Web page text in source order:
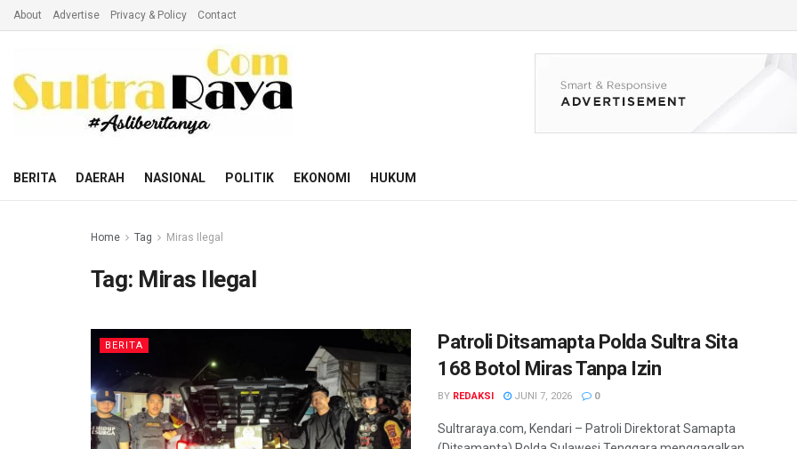
About Advertise Privacy & Policy Contact
BERITA DAERAH NASIONAL POLITIK EKONOMI HUKUM
Home Tag Miras Ilegal
Tag: Miras Ilegal
BERITA
Patroli Ditsamapta Polda Sultra Sita
168 Botol Miras Tanpa Izin
BY REDAKSI JUNI 7, 2026 0
Sultraraya.com, Kendari – Patroli Direktorat Samapta